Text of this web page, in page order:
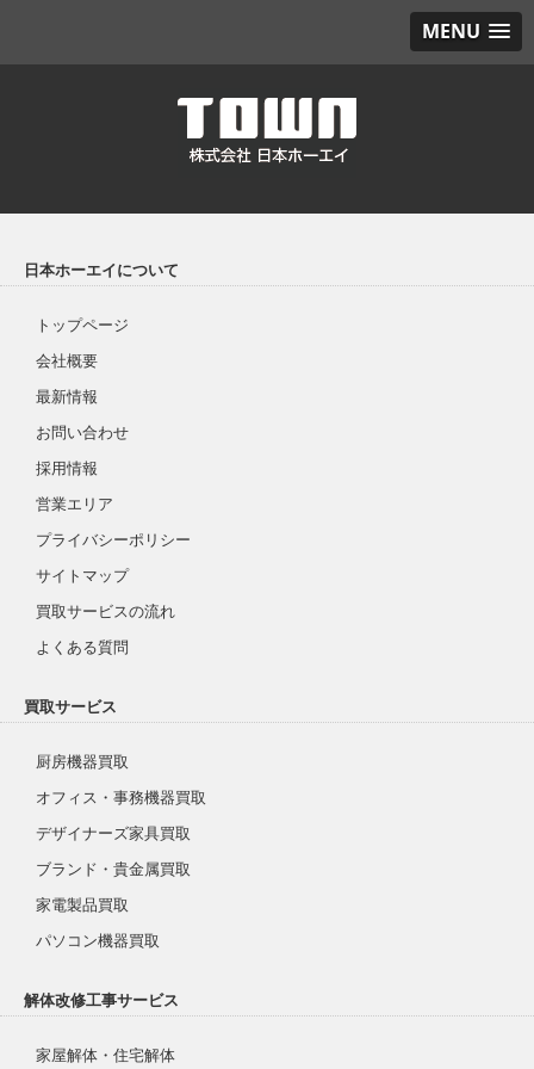
MENU
日本ホーエイについて
トップページ
会社概要
最新情報
お問い合わせ
採用情報
営業エリア
プライバシーポリシー
サイトマップ
買取サービスの流れ
よくある質問
買取サービス
厨房機器買取
オフィス・事務機器買取
デザイナーズ家具買取
ブランド・貴金属買取
家電製品買取
パソコン機器買取
解体改修工事サービス
家屋解体・住宅解体